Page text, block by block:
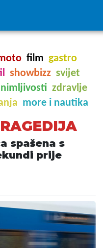
film gastro
showbizz svijet
zdravlje
more i nautika
spašena s
prije